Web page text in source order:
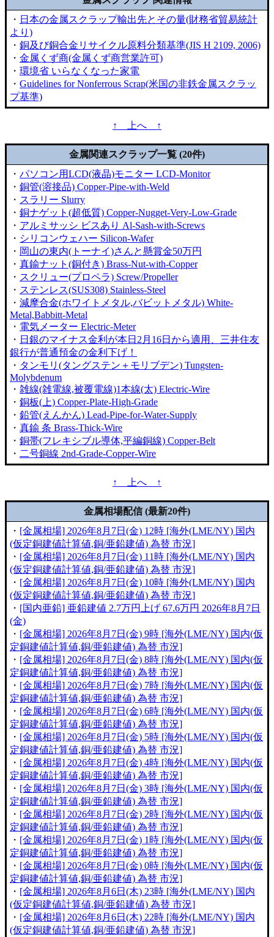
・ 日本の金属スクラップ輸出先とその量(財務省貿易統計
より)
・ 銅及び銅合金リサイクル原料分類基準(JIS H 2109, 2006)
・ 金属くず商(金属くず商営業許可)
・ 環境省 いらなくなった家電
・ Guidelines for Nonferrous Scrap(米国の非鉄金属スクラッ
プ基準)
↑ 上へ ↑
金属関連スクラップ一覧 (20件)
・ パソコン用LCD(液晶)モニター LCD-Monitor
・ 銅管(溶接品) Copper-Pipe-with-Weld
・ スラリー Slurry
・ 銅ナゲット(超低質) Copper-Nugget-Very-Low-Grade
・ アルミサッシ ビスあり Al-Sash-with-Screws
・ シリコンウェハー Silicon-Wafer
・ 岡山の東内(トーナイ)さんと懸賞金50万円
・ 真鍮ナット(銅付き) Brass-Nut-with-Copper
・ スクリュー(プロペラ) Screw/Propeller
・ ステンレス(SUS308) Stainless-Steel
・ 減摩合金(ホワイトメタル,バビットメタル) White-
Metal,Babbitt-Metal
・ 電気メーター Electric-Meter
・ 日銀のマイナス金利が本日2月16日から適用、三井住友
銀行が普通預金の金利下げ！
・ タンモリ(タングステン＋モリブデン) Tungsten-
Molybdenum
・ 雑線(雑電線,被覆電線)1本線(太) Electric-Wire
・ 銅板(上) Copper-Plate-High-Grade
・ 鉛管(えんかん) Lead-Pipe-for-Water-Supply
・ 真鍮 条 Brass-Thick-Wire
・ 銅帯(フレキシブル導体,平編銅線) Copper-Belt
・ 二号銅線 2nd-Grade-Copper-Wire
↑ 上へ ↑
金属相場配信 (最新20件)
・ [金属相場] 2026年8月7日(金) 12時 [海外(LME/NY) 国内
(仮定銅建値計算値,銅/亜鉛建値) 為替 市況]
・ [金属相場] 2026年8月7日(金) 11時 [海外(LME/NY) 国内
(仮定銅建値計算値,銅/亜鉛建値) 為替 市況]
・ [金属相場] 2026年8月7日(金) 10時 [海外(LME/NY) 国内
(仮定銅建値計算値,銅/亜鉛建値) 為替 市況]
・ [国内亜鉛] 亜鉛建値 2.7万円上げ 67.6万円 2026年8月7日
(金)
・ [金属相場] 2026年8月7日(金) 9時 [海外(LME/NY) 国内(仮
定銅建値計算値,銅/亜鉛建値) 為替 市況]
・ [金属相場] 2026年8月7日(金) 8時 [海外(LME/NY) 国内(仮
定銅建値計算値,銅/亜鉛建値) 為替 市況]
・ [金属相場] 2026年8月7日(金) 7時 [海外(LME/NY) 国内(仮
定銅建値計算値,銅/亜鉛建値) 為替 市況]
・ [金属相場] 2026年8月7日(金) 6時 [海外(LME/NY) 国内(仮
定銅建値計算値,銅/亜鉛建値) 為替 市況]
・ [金属相場] 2026年8月7日(金) 5時 [海外(LME/NY) 国内(仮
定銅建値計算値,銅/亜鉛建値) 為替 市況]
・ [金属相場] 2026年8月7日(金) 4時 [海外(LME/NY) 国内(仮
定銅建値計算値,銅/亜鉛建値) 為替 市況]
・ [金属相場] 2026年8月7日(金) 3時 [海外(LME/NY) 国内(仮
定銅建値計算値,銅/亜鉛建値) 為替 市況]
・ [金属相場] 2026年8月7日(金) 2時 [海外(LME/NY) 国内(仮
定銅建値計算値,銅/亜鉛建値) 為替 市況]
・ [金属相場] 2026年8月7日(金) 1時 [海外(LME/NY) 国内(仮
定銅建値計算値,銅/亜鉛建値) 為替 市況]
・ [金属相場] 2026年8月7日(金) 0時 [海外(LME/NY) 国内(仮
定銅建値計算値,銅/亜鉛建値) 為替 市況]
・ [金属相場] 2026年8月6日(木) 23時 [海外(LME/NY) 国内
(仮定銅建値計算値,銅/亜鉛建値) 為替 市況]
・ [金属相場] 2026年8月6日(木) 22時 [海外(LME/NY) 国内
(仮定銅建値計算値,銅/亜鉛建値) 為替 市況]